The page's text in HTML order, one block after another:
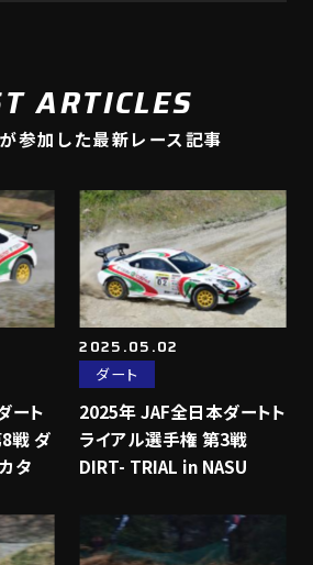
ARTICLES
参加した最新レース記事
ート
戦 ダ
タ
2025.05.02
ダート
2025年 JAF全日本ダートト
ライアル選手権 第3戦
DIRT- TRIAL in NASU